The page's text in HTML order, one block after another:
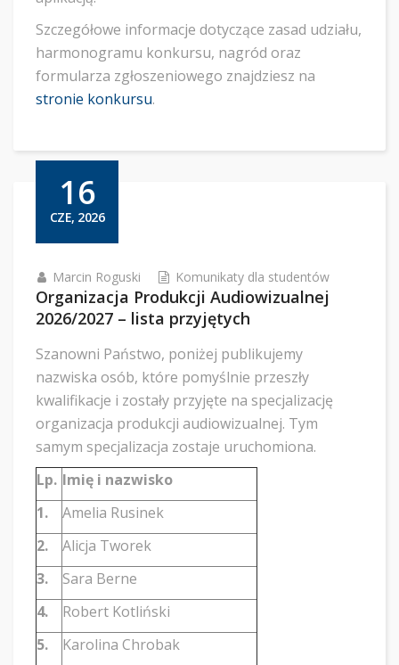
Szczegółowe informacje dotyczące zasad udziału,
harmonogramu konkursu, nagród oraz
formularza zgłoszeniowego znajdziesz na
stronie konkursu.
16
CZE, 2026
Marcin Roguski Komunikaty dla studentów
Organizacja Produkcji Audiowizualnej
2026/2027 – lista przyjętych
Szanowni Państwo, poniżej publikujemy
nazwiska osób, które pomyślnie przeszły
kwalifikacje i zostały przyjęte na specjalizację
organizacja produkcji audiowizualnej. Tym
samym specjalizacja zostaje uruchomiona.
Lp. Imię i nazwisko
1.
Amelia Rusinek
2.
Alicja Tworek
3.
Sara Berne
4.
Robert Kotliński
5.
Karolina Chrobak